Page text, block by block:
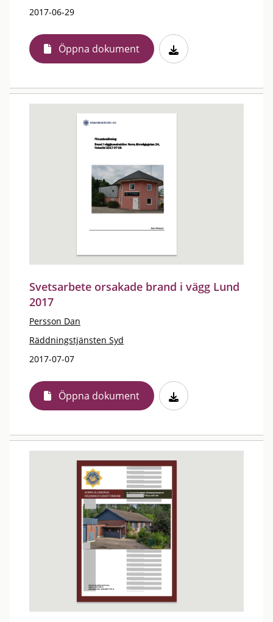
2017-06-29
Öppna dokument
Svetsarbete orsakade brand i vägg Lund
2017
Persson Dan
Räddningstjänsten Syd
2017-07-07
Öppna dokument